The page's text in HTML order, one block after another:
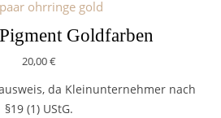
Goldfarben
20,00€
da Kleinunternehmer nach
§19 (1) UStG.